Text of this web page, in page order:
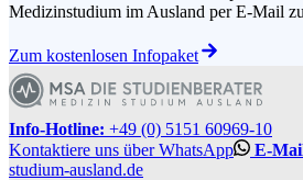
Medizinstudium im Ausland per E-Mail
Zum kostenlosen Infopaket
Info-Hotline: +49 (0) 5151 60969-10
Kontaktiere uns über WhatsApp
E-
studium-ausland.de